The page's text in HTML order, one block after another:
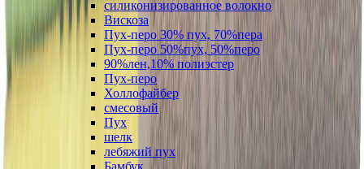
силиконизированное волокно
Вискоза
Пух-перо 30% пух, 70%пера
Пух-перо 50%пух, 50%перо
90%лен,10% полиэстер
Пух-перо
Холлофайбер
смесовый
Пух
шелк
лебяжий пух